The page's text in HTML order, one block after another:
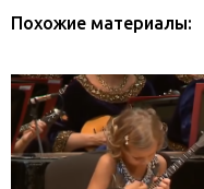
Похожие материалы: